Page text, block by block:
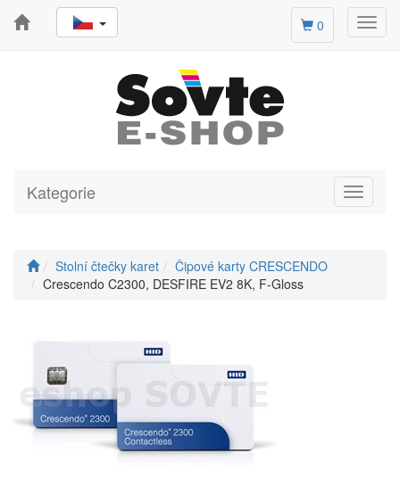
0
Toggle
Kategorie
Stolní čtečky karet
Čipové karty CRESCENDO
Crescendo C2300, DESFIRE EV2 8K, F-Gloss